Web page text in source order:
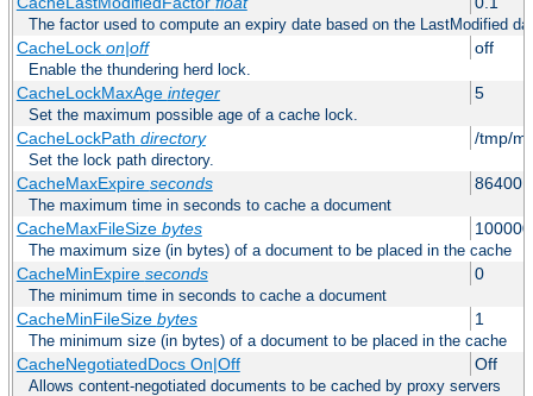
The factor used to compute an expiry date based on the LastModified
CacheLock on|off off
Enable the thundering herd lock.
CacheLockMaxAge integer 5
Set the maximum possible age of a cache lock.
CacheLockPath directory /tmp/
Set the lock path directory.
CacheMaxExpire seconds 86400
The maximum time in seconds to cache a document
CacheMaxFileSize bytes
The maximum size (in bytes) of a document to be placed in the cache
CacheMinExpire seconds 0
The minimum time in seconds to cache a document
CacheMinFileSize bytes 1
The minimum size (in bytes) of a document to be placed in the cache
CacheNegotiatedDocs On|Off Off
Allows content-negotiated documents to be cached by proxy servers